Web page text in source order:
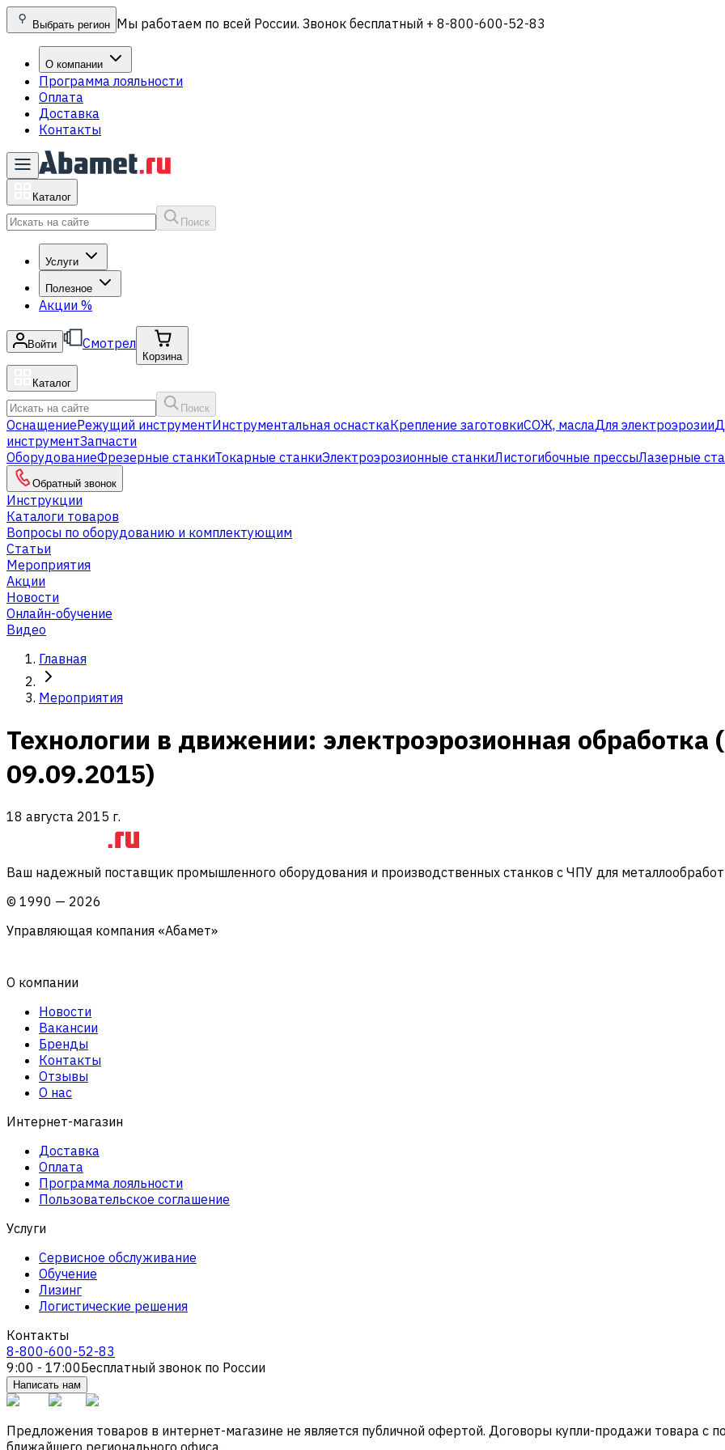
Выбрать регион Мы работаем по всей России. Звонок бесплатный + 8-800-600-52-83
О компании
Программа лояльности
Оплата
Доставка
Контакты
Каталог
Поиск
Услуги
Полезное
Акции %
Войти Смотрел
Корзина
Каталог
Поиск
ОснащениеРежущий инструментИнструментальная оснасткаКрепление заготовкиСОЖ, маслаДля электроэрозии
инструментЗапчасти
ОборудованиеФрезерные станкиТокарные станкиЭлектроэрозионные станкиЛистогибочные прессыЛазерные
Обратный звонок
Инструкции
Каталоги товаров
Вопросы по оборудованию и комплектующим
Статьи
Мероприятия
Акции
Новости
Онлайн-обучение
Видео
Главная
Мероприятия
Технологии в движении: электроэрозионная
09.09.2015)
18 августа 2015 г.
Ваш надежный поставщик промышленного оборудования и производственных станков с ЧПУ для
© 1990 — 2026
Управляющая компания «Абамет»
О компании
Новости
Вакансии
Бренды
Контакты
Отзывы
О нас
Интернет-магазин
Доставка
Оплата
Программа лояльности
Пользовательское соглашение
Услуги
Сервисное обслуживание
Обучение
Лизинг
Логистические решения
Контакты
8-800-600-52-83
9:00 - 17:00Бесплатный звонок по России
Написать нам
Предложения товаров в интернет-магазине не является публичной офертой. Договоры купли-продажи товара с
ближайшего регионального офиса.